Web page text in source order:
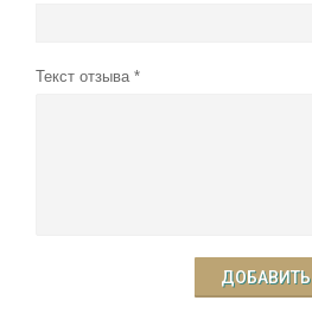
Текст отзыва
ДОБАВИТЬ